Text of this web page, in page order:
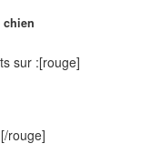
chien
sur :[rouge]
rouge]